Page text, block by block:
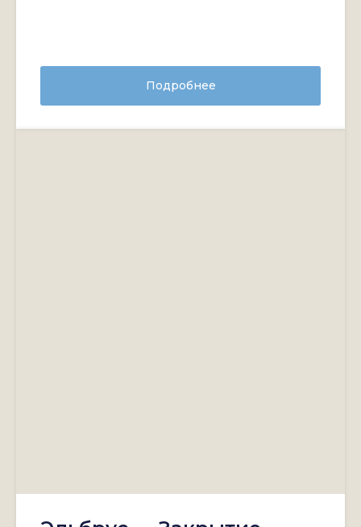
Подробнее